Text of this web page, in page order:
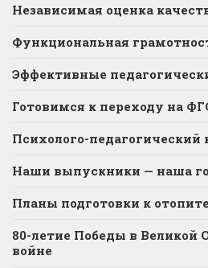
Независимая оценка
Функциональная
Эффективные
Готовимся к переходу на
Психолого-педагогический
Наши выпускники — наша
Планы подготовки к
80-летие Победы в Великой
войне